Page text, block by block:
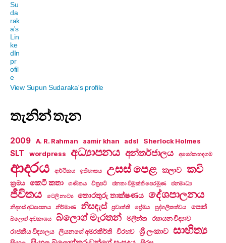
View Supun Sudaraka's profile
තැනින් තැන
2009 A. R. Rahman aamir khan adsl Sherlock Holmes
SLT wordpress අධ්‍යාපනය අන්තර්ජාලය අශෝක හඳගම
ආදරය ආර්ථිකය ඉතිහාසය උසස් පෙළ කලාව කවි
ක්‍රමය කෙටි කතා ගණිතය චිත්‍රපටි ජනතා විමුක්ති පෙරමුණ ජනමාධ්‍ය
ජීවිතය ටෙලි නාට්‍ය තොරතුරු තාක්ෂණය දේශපාලනය
නිදහස් අධ්‍යාපනය නිර්මාණ නිසඳැස් ප්‍රවෘත්ති ප්‍රේමය පුද්ගලිකත්වය පොත්
බ්ලොග් අවකාශය බ්ලොග් මැරතන් මලින්ත
රසායන විද්‍යාව
රාජකීය විද්‍යාලය
ලියනගේ අමරකීර්ති විරහව ශ්‍රී ලංකාව සාහිත්‍ය